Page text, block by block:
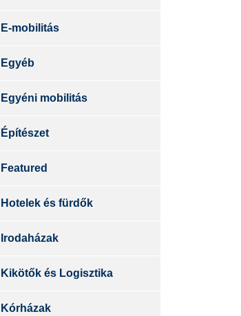
E-mobilitás
Egyéb
Egyéni mobilitás
Építészet
Featured
Hotelek és fürdők
Irodaházak
Kikötők és Logisztika
Kórházak